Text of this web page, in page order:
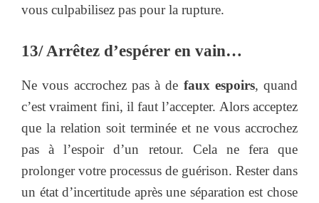
vous culpabilisez pas pour la rupture.
13/ Arrêtez d’espérer en vain…
Ne vous accrochez pas à de faux espoirs, quand
c’est vraiment fini, il faut l’accepter. Alors acceptez
que la relation soit terminée et ne vous accrochez
pas à l’espoir d’un retour. Cela ne fera que
prolonger votre processus de guérison. Rester dans
un état d’incertitude après une séparation est chose